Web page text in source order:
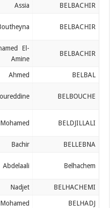
Assia
Pharmacie
Boutheyna
Médecine
Ahmed
Médecine
Noureddine
Pharmacie
Mohamed
Médecine
Bachir
Pharmacie
Abdelaali
Pharmacie
Nadjet
Médecine
Mohamed
Médecine